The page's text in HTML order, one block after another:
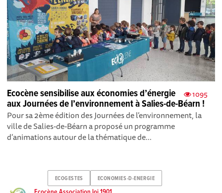
1095
Ecocène sensibilise aux économies d’énergie
aux Journées de l’environnement à Salies-de-Béarn !
Pour sa 2ème édition des Journées de l’environnement, la
ville de Salies-de-Béarn a proposé un programme
d’animations autour de la thématique de...
ECOGESTES ECONOMIES-D-ENERGIE